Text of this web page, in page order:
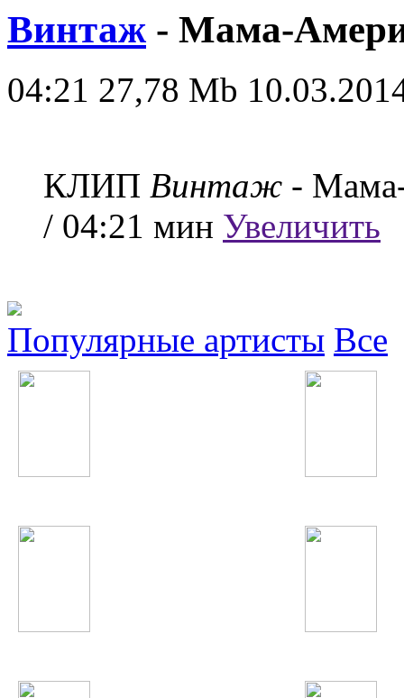
Винтаж - Мама-
04:21 27,78 Mb
КЛИП Винтаж -
/ 04:21 мин Увеличить
Популярные артисты Все